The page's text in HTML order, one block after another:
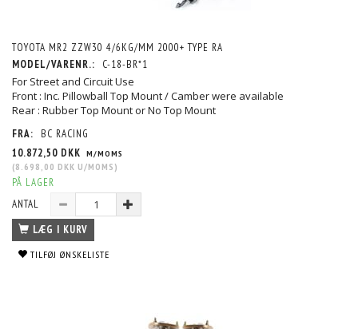
TOYOTA MR2 ZZW30 4/6KG/MM 2000+ TYPE RA
MODEL/VARENR.:
C-18-BR*1
For Street and Circuit Use
Front : Inc. Pillowball Top Mount / Camber were available
Rear : Rubber Top Mount or No Top Mount
FRA:
BC RACING
10.872,50 DKK M/MOMS
(8.698,00 DKK U/MOMS )
PÅ LAGER
ANTAL
LÆG I KURV
TILFØJ ØNSKELISTE